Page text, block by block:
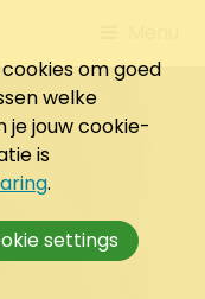
to
om goed
welke
je jouw cookie-
is
.
settings